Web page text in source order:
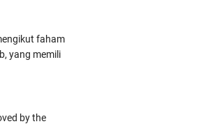
faham
yang memili
by the